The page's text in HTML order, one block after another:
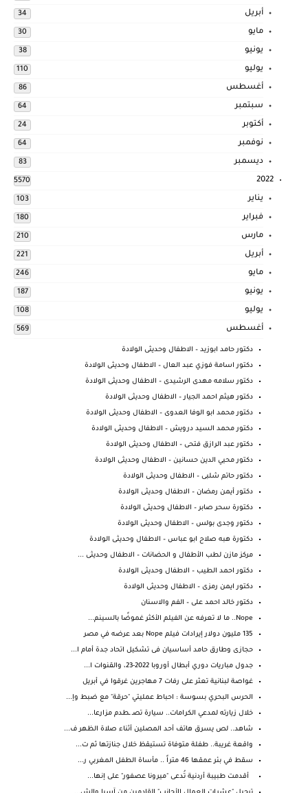
أبريل 34
مايو 30
يونيو 38
يوليو 110
أغسطس 86
سبتمبر 64
أكتوبر 24
نوفمبر 64
ديسمبر 83
2022
5570
يناير 103
فبراير 180
مارس 210
أبريل 221
مايو 246
يونيو 187
يوليو 108
أغسطس 569
دكتور حامد ابوزيد – الاطفال وحديثى الولادة
دكتور اسامة فوزي عبد العال – الاطفال وحديثى الولادة
دكتور سلامه مهدى الرشيدى – الاطفال وحديثى الولادة
دكتور هيثم احمد الجيار – الاطفال وحديثى الولادة
دكتور محمد ابو الوفا العدوى – الاطفال وحديثى الولادة
دكتور محمد السيد درويش – الاطفال وحديثى الولادة
دكتور عبد الرازق فتحى – الاطفال وحديثى الولادة
دكتور محيي الدين حسانين – الاطفال وحديثى الولادة
دكتور حاتم شلبى – الاطفال وحديثى الولادة
دكتور أيمن رمضان – الاطفال وحديثى الولادة
دكتورة سحر صابر – الاطفال وحديثى الولادة
دكتور وجدى بولس – الاطفال وحديثى الولادة
دكتورة هبه صلاح ابو عباس – الاطفال وحديثى الولادة
مركز مازن لطب الأطفال و الحضانات – الاطفال وحديثى ...
دكتور احمد الطيب – الاطفال وحديثى الولادة
دكتور ايمن رمزى – الاطفال وحديثى الولادة
دكتور خالد احمد على – الفم والاسنان
Nope.. ما لا تعرفه عن الفيلم الأكثر غموضًا بالسينم...
135 مليون دولار إيرادات فيلم Nope بعد عرضه في مصر
حجازى وطارق حامد أساسيان فى تشكيل اتحاد جدة أمام ا...
جدول مباريات دوري أبطال أوروبا 2022-23، والقنوات ا...
غواصة لبنانية تعثر على رفات 7 مهاجرين غرقوا في أبريل
الحرس البحري بسوسة : احباط عمليتي "حرقة" مع ضبط وإ...
خلال زيارته لمدعي الكرامات.. سيارة تصـ ـطدم مزارعا...
شاهد.. لص يسرق هاتف أحد المصلين أثناء صلاة الظهر ف...
واقعة غريبة.. طفلة متوفاة تستيقظ خلال جنازتها ثم ت...
سقط في بئر عمقها 46 متراً .. مأساة الطفل المغربي ر...
أقدمت طبيبة أردنية تُدعى "ميرونا عصفور" على إنها...